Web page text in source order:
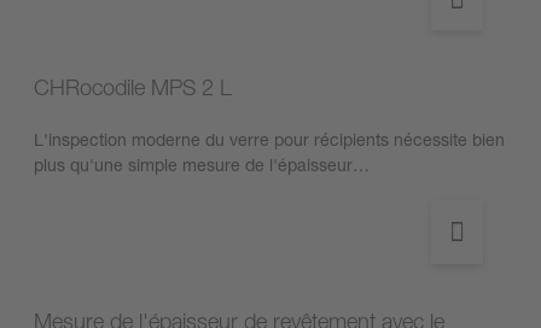
CHRocodile MPS 2 L
L'inspection moderne du verre pour récipients nécessite bien
plus qu'une simple mesure de l'épaisseur…
Mesure de l'épaisseur de revêtement avec le